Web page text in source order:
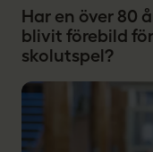
Har en över 80
blivit förebild
skolutspel?